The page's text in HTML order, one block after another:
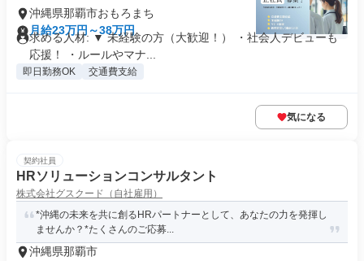
沖縄県那覇市おもろまち
月給23万円～38万円
求める人材: ▼ 未経験の方（大歓迎！） ・社会人デビューも
応援！ ・ルールやマナ...
即日勤務OK 交通費支給
気になる
契約社員
HRソリューションコンサルタント
株式会社グスクード（自社雇用）
*沖縄の未来を共に創るHRパートナーとして、あなたの力を発揮し
ませんか？*たくさんのご応募...
沖縄県那覇市